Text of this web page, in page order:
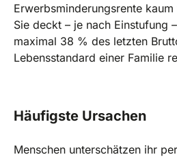
Erwerbsminderungsrente
Sie deckt – je nach Einstufung
maximal 38 % des letzten
Lebensstandard einer Familie
Häufigste Ursachen
Menschen unterschätzen ihr